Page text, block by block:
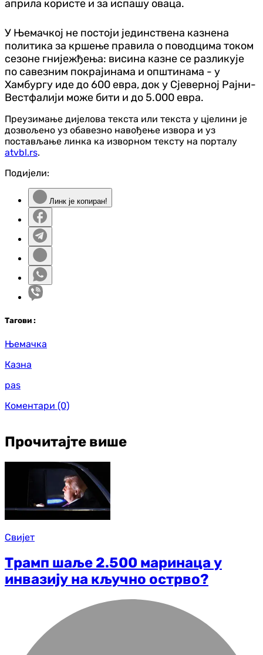
априла користе и за испашу оваца.
У Њемачкој не постоји јединствена казнена
политика за кршење правила о поводцима током
сезоне гнијежђења: висина казне се разликује
по савезним покрајинама и општинама - у
Хамбургу иде до 600 евра, док у Сјеверној Рајни-
Вестфалији може бити и до 5.000 евра.
Преузимање дијелова текста или текста у цјелини је
дозвољено уз обавезно навођење извора и уз
постављање линка ка изворном тексту на порталу
atvbl.rs.
Подијели:
Линк је копиран!
Тагови :
Њемачка
Казна
pas
Коментари (0)
Прочитајте више
Свијет
Трамп шаље 2.500 маринаца у
инвазију на кључно острво?